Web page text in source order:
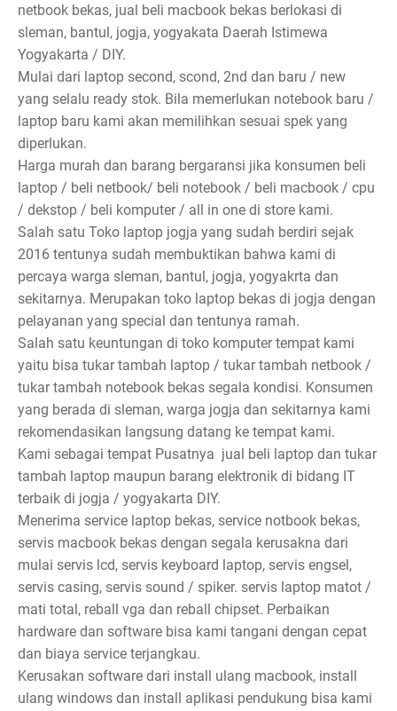
netbook bekas, jual beli macbook bekas berlokasi di
sleman, bantul, jogja, yogyakata Daerah Istimewa
Yogyakarta / DIY.
Mulai dari laptop second, scond, 2nd dan baru / new
yang selalu ready stok. Bila memerlukan notebook baru /
laptop baru kami akan memilihkan sesuai spek yang
diperlukan.
Harga murah dan barang bergaransi jika konsumen beli
laptop / beli netbook/ beli notebook / beli macbook / cpu
/ dekstop / beli komputer / all in one di store kami.
Salah satu Toko laptop jogja yang sudah berdiri sejak
2016 tentunya sudah membuktikan bahwa kami di
percaya warga sleman, bantul, jogja, yogyakrta dan
sekitarnya. Merupakan toko laptop bekas di jogja dengan
pelayanan yang special dan tentunya ramah.
Salah satu keuntungan di toko komputer tempat kami
yaitu bisa tukar tambah laptop / tukar tambah netbook /
tukar tambah notebook bekas segala kondisi. Konsumen
yang berada di sleman, warga jogja dan sekitarnya kami
rekomendasikan langsung datang ke tempat kami.
Kami sebagai tempat Pusatnya jual beli laptop dan tukar
tambah laptop maupun barang elektronik di bidang IT
terbaik di jogja / yogyakarta DIY.
Menerima service laptop bekas, service notbook bekas,
servis macbook bekas dengan segala kerusakna dari
mulai servis lcd, servis keyboard laptop, servis engsel,
servis casing, servis sound / spiker. servis laptop matot /
mati total, reball vga dan reball chipset. Perbaikan
hardware dan software bisa kami tangani dengan cepat
dan biaya service terjangkau.
Kerusakan software dari install ulang macbook, install
ulang windows dan install aplikasi pendukung bisa kami